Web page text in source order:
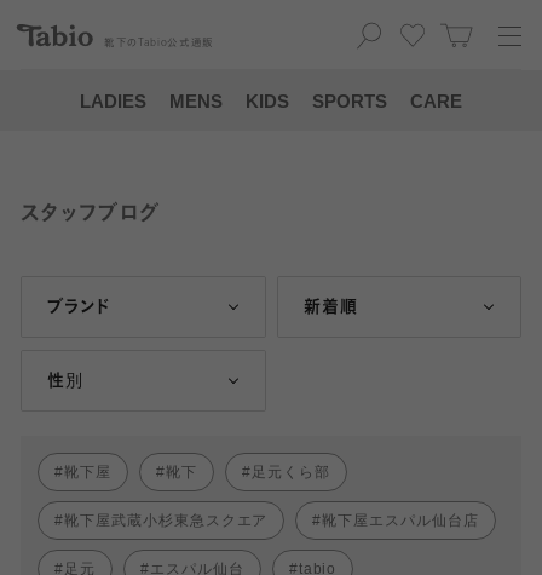
靴下の Tabio 公式通販
LADIES MENS KIDS SPORTS CARE
スタッフブログ
ブランド 新着順
性別
靴下屋 靴下 足元くら部
靴下屋武蔵小杉東急スクエア 靴下屋エスパル仙台店
足元 エスパル仙台 tabio